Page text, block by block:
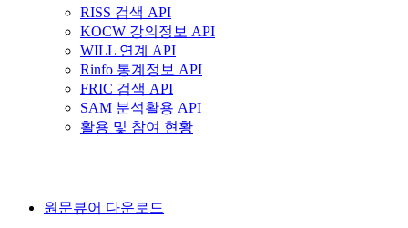
RISS 검색 API
KOCW 강의정보 API
WILL 연계 API
Rinfo 통계정보 API
FRIC 검색 API
SAM 분석활용 API
활용 및 참여 현황
원문뷰어 다운로드